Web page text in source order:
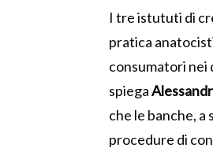
I tre istututi di
pratica
consumatori nei
spiega
che le banche,
procedure di